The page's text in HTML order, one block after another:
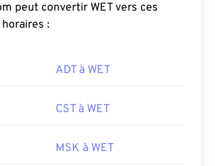
peut convertir WET vers ces
:
ADT à WET
CST à WET
MSK à WET